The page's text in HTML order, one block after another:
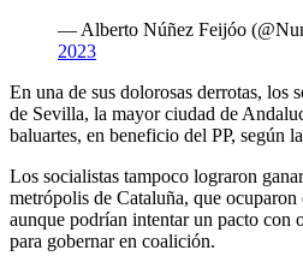
— Alberto Núñez Feijóo
2023
En una de sus dolorosas derrotas, los
de Sevilla, la mayor ciudad de
baluartes, en beneficio del PP, según
Los socialistas tampoco lograron
metrópolis de Cataluña, que ocuparon
aunque podrían intentar un pacto con
para gobernar en coalición.